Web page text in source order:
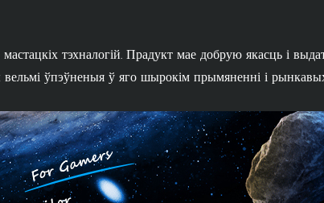
тэхналогій. Прадукт мае добрую якасць і
ўпэўненыя ў яго шырокім прымяненні і